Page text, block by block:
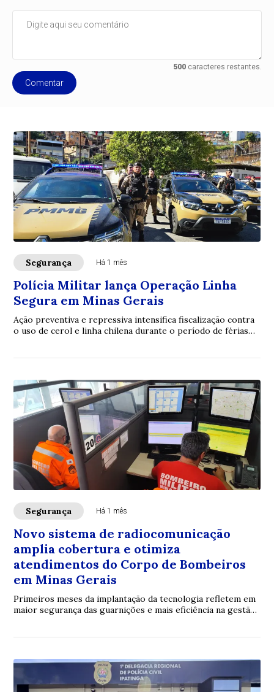
500caracteres restantes.
Comentar
Segurança Há 1 mês
Polícia Militar lança Operação Linha
Segura em Minas Gerais
Ação preventiva e repressiva intensifica fiscalização contra
o uso de cerol e linha chilena durante o período de férias
Segurança Há 1 mês
Novo sistema de radiocomunicação
amplia cobertura e otimiza
atendimentos do Corpo de Bombeiros
em Minas Gerais
Primeiros meses da implantação da tecnologia refletem em
maior segurança das guarnições e mais eficiência na gestão